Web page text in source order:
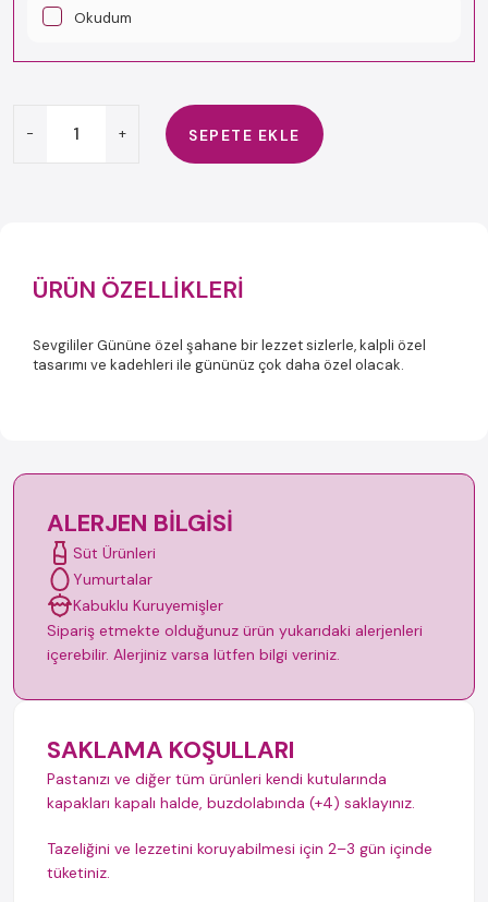
Okudum
- + SEPETE EKLE
ÜRÜN ÖZELLIKLERI
Sevgililer Gününe özel şahane bir lezzet sizlerle, kalpli özel
tasarımı ve kadehleri ile gününüz çok daha özel olacak.
ALERJEN BILGISI
Süt Ürünleri
Yumurtalar
Kabuklu Kuruyemişler
Sipariş etmekte olduğunuz ürün yukarıdaki alerjenleri
içerebilir. Alerjiniz varsa lütfen bilgi veriniz.
SAKLAMA KOŞULLARI
Pastanızı ve diğer tüm ürünleri kendi kutularında
kapakları kapalı halde, buzdolabında (+4) saklayınız.
Tazeliğini ve lezzetini koruyabilmesi için 2–3 gün içinde
tüketiniz.